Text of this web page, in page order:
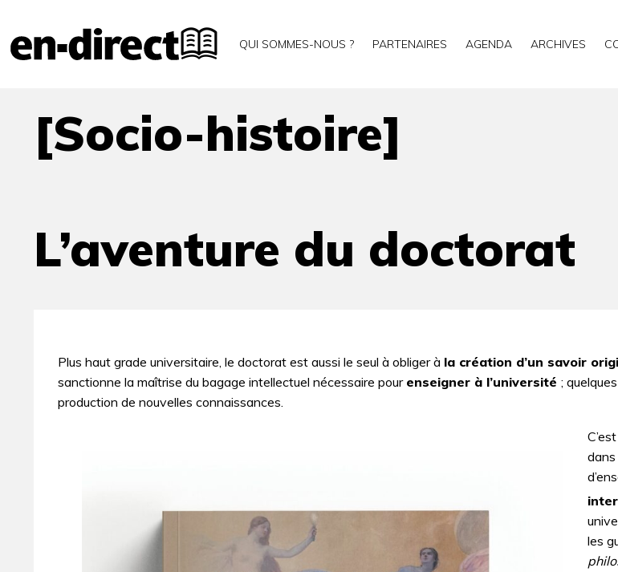
QUI SOMMES-NOUS ? PARTENAIRES AGENDA ARCHIVES
Accueil Archives
[Socio-histoire]
L’aventure du doctorat
[Socio-histoire]
L’aventure du doctorat
Plus haut grade universitaire, le doctorat est aussi le seul à obliger à la création d’un savoir
sanctionne la maîtrise du bagage intellectuel nécessaire pour enseigner à l’université ;
production de nouvelles connaissances.
les